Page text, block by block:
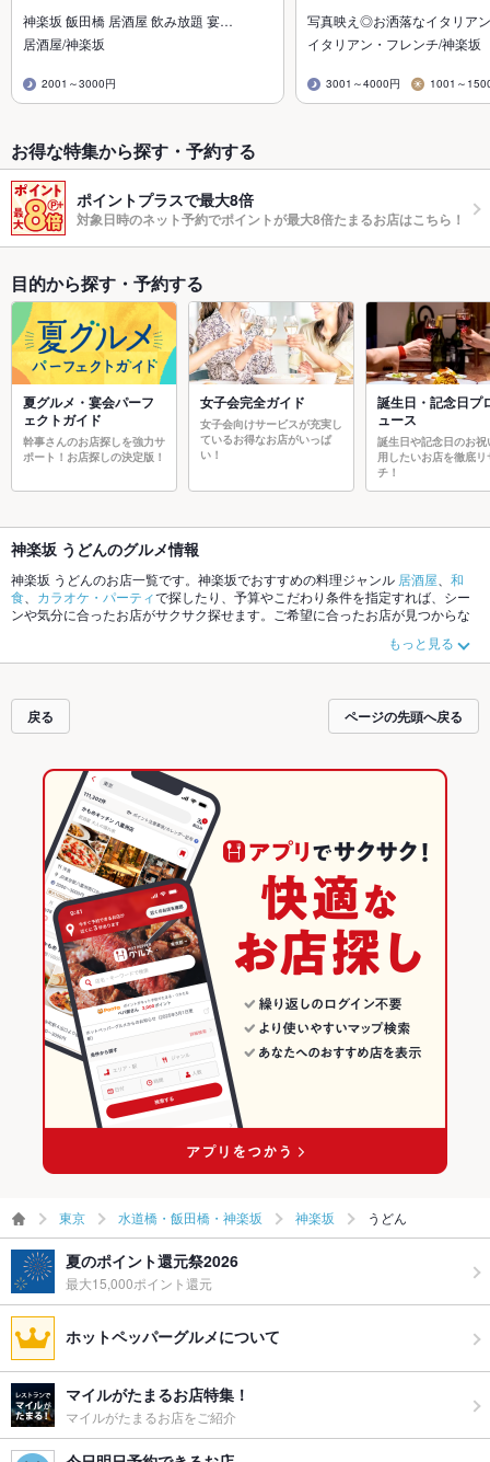
神楽坂 飯田橋 居酒屋 飲み放題 宴…
居酒屋/神楽坂
2001～3000円
写真映え◎お洒落なイタリア
イタリアン・フレンチ/神楽坂
3001～4000円 1001～
お得な特集から探す・予約する
ポイントプラスで最大8倍
対象日時のネット予約でポイントが最大8倍たまるお店はこちら！
目的から探す・予約する
夏グルメ・宴会パーフ
ェクトガイド
幹事さんのお店探しを強力サ
ポート！お店探しの決定版！
女子会完全ガイド
女子会向けサービスが充実し
ているお得なお店がいっぱ
い！
誕生日・記念日プ
ュース
誕生日や記念日のお祝
用したいお店を徹底リ
チ！
神楽坂 うどんのグルメ情報
神楽坂 うどんのお店一覧です。神楽坂でおすすめの料理ジャンル 居酒屋
和
食
カラオケ・パーティで探したり、予算やこだわり条件を指定すれば、シー
ンや気分に合ったお店がサクサク探せます。ご希望に合ったお店が見つからな
い。ホットペッパーグルメなら、お得なクーポンはもちろん、こだわりメニュ
ーからあげ、お茶漬け、リゾットや季節のおすすめ料理など、お店の最新情報
も拡大中です。友達どうしの飲み会にも、会社の宴会にも、デートやパーティ
ーにもお得に便利にホットペッパーグルメをご利用ください。
もっと見る
戻る ページの先頭へ戻る
東京 水道橋・飯田橋・神楽坂 神楽坂 うどん
夏のポイント還元祭2026
最大15,000ポイント還元
ホットペッパーグルメについて
マイルがたまるお店特集！
マイルがたまるお店をご紹介